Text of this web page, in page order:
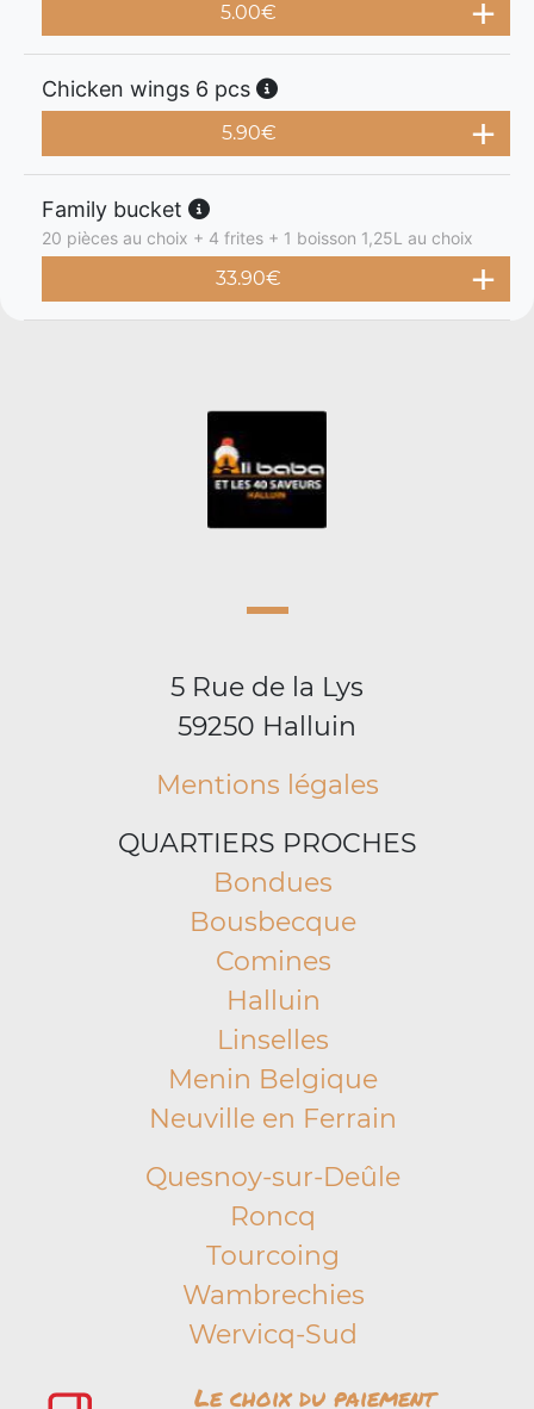
5.00€
Chicken wings 6 pcs
5.90€
Family bucket
20 pièces au choix + 4 frites + 1 boisson 1,25L au choix
33.90€
5 Rue de la Lys
59250 Halluin
Mentions légales
QUARTIERS PROCHES
Bondues
Bousbecque
Comines
Halluin
Linselles
Menin Belgique
Neuville en Ferrain
Quesnoy-sur-Deûle
Roncq
Tourcoing
Wambrechies
Wervicq-Sud
Le choix du paiement